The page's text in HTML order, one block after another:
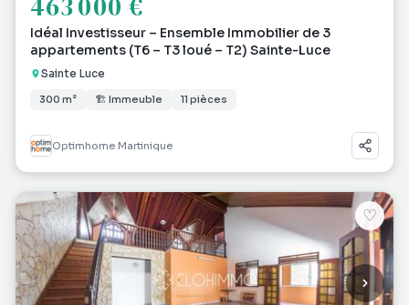
Idéal Investisseur – Ensemble Immobilier de 3
appartements (T6 – T3 loué – T2) Sainte-Luce
Sainte Luce
300 m² 🏗 Immeuble 11 pièces
Optimhome Martinique
♡